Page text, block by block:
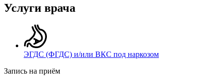
Услуги врача
ЭГДС (ФГДС) и/или ВКС под наркозом
Запись на приём